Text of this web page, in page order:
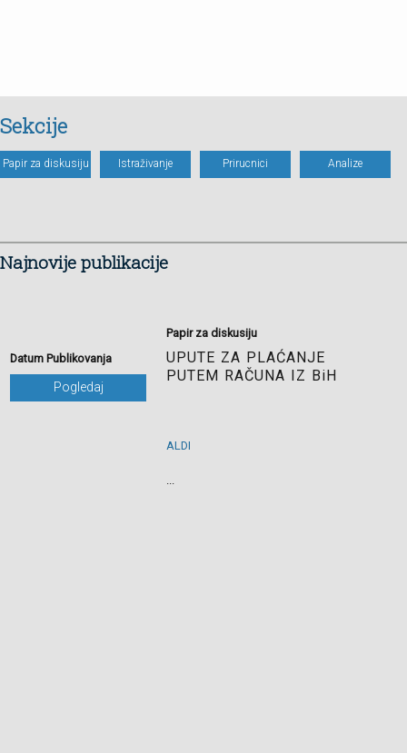
Sekcije
Papir za diskusiju Istraživanje Prirucnici Analize
Najnovije publikacije
Datum Publikovanja
Pogledaj
Papir za diskusiju
UPUTE ZA PLAĆANJE
PUTEM RAČUNA IZ BiH
ALDI
...